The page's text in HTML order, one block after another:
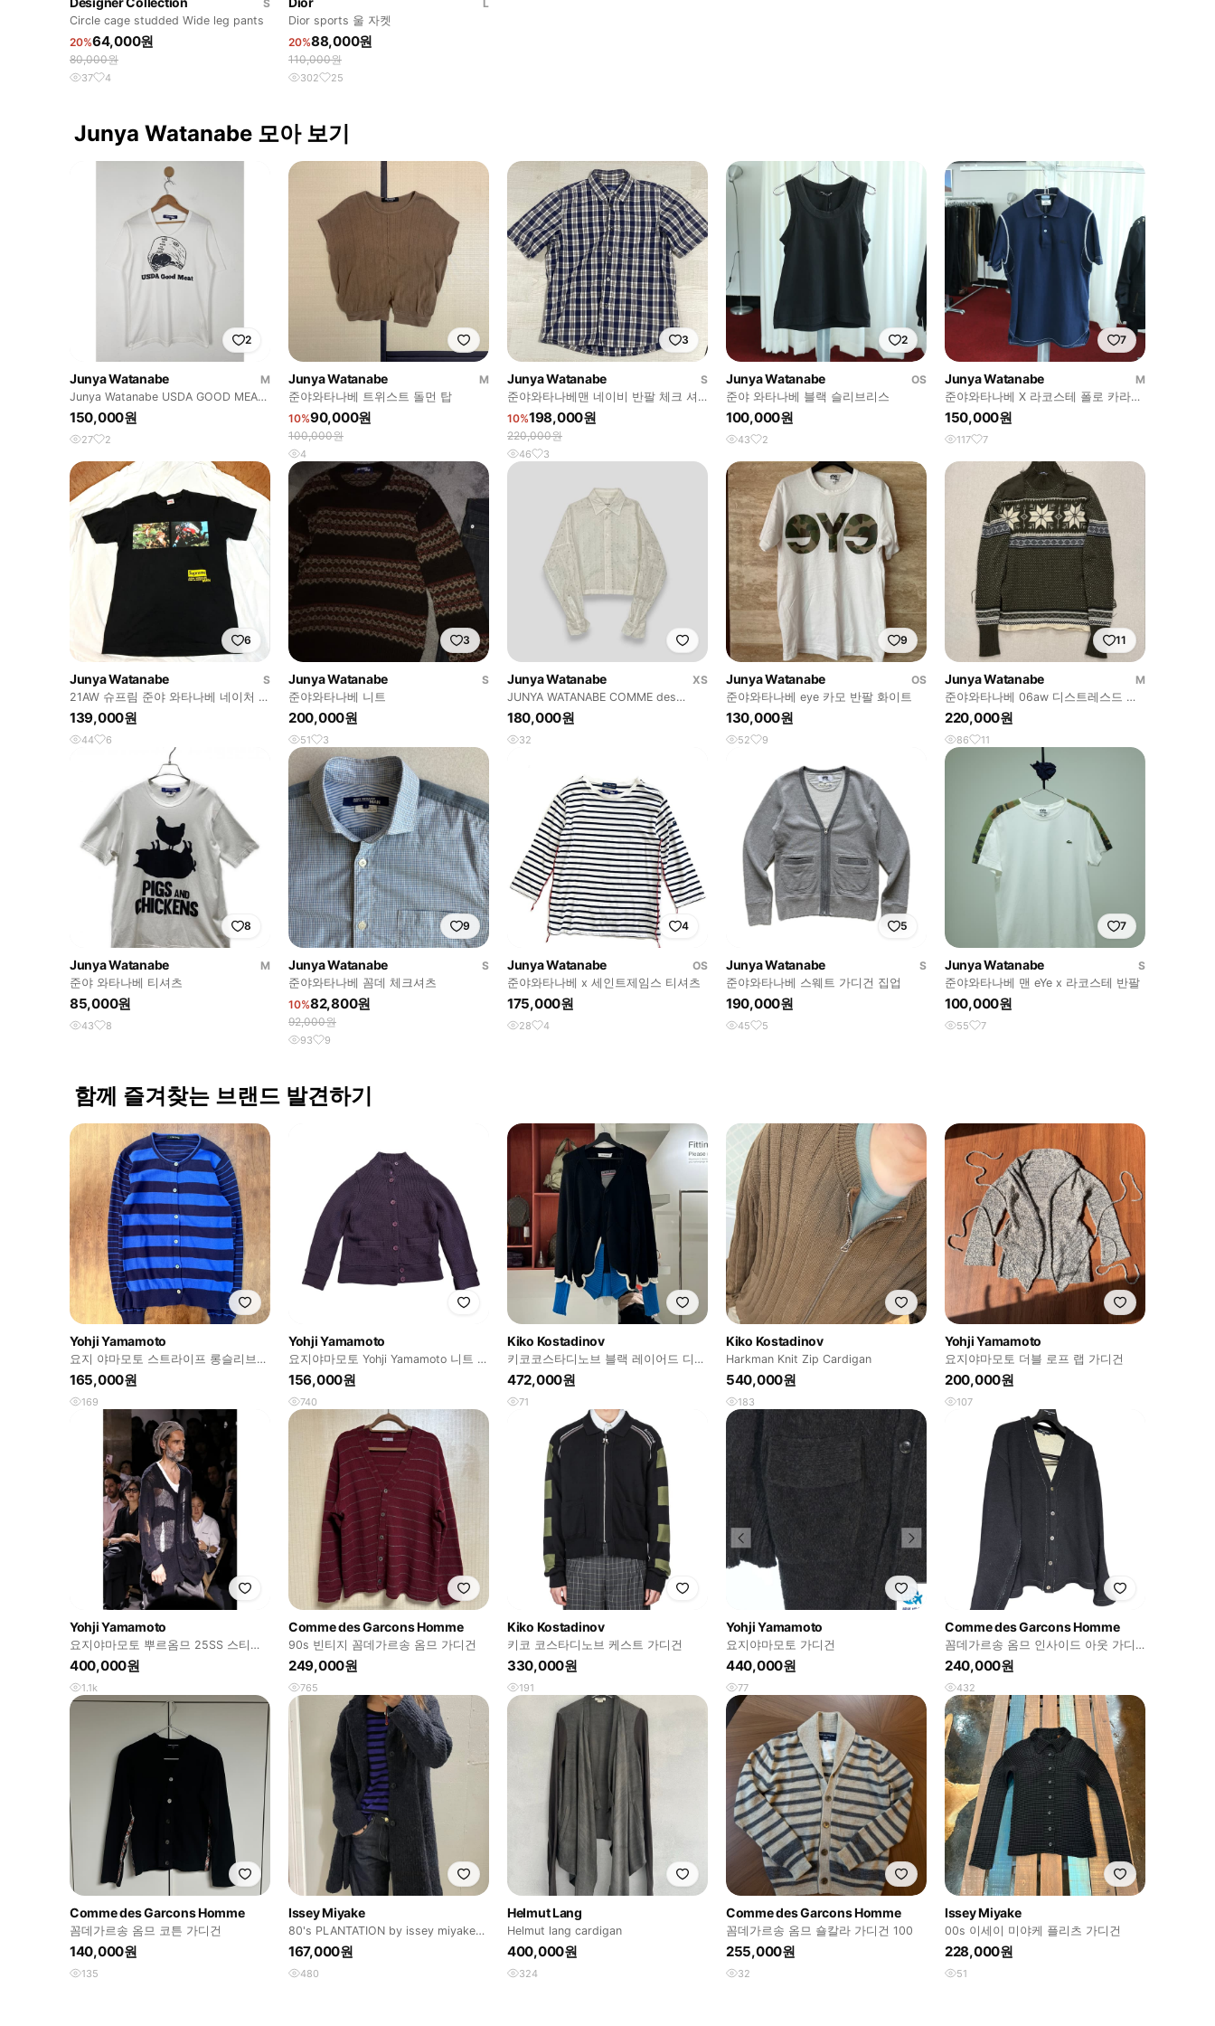
S
Circle cage studded Wide leg pants
20%64,000원
80,000원
37 4
L
Dior sports 울 자켓
20%88,000원
110,000원
302 25
Junya Watanabe 모아 보기
2
Junya Watanabe
M
Junya Watanabe USDA GOOD MEAT
티셔츠
150,000원
27 2
Junya Watanabe
M
준야와타나베 트위스트 돌먼 탑
10%90,000원
100,000원
4
3
Junya Watanabe
S
준야와타나베맨 네이비 반팔 체크 셔
츠 꼼데가르송
10%198,000원
220,000원
46 3
2
Junya Watanabe
OS
준야 와타나베 블랙 슬리브리스
100,000원
43 2
7
Junya Watanabe
M
준야와타나베 X 라코스테 폴로 카라
티
150,000원
117 7
6
Junya Watanabe
S
21AW 슈프림 준야 와타나베 네이처 티
셔츠
139,000원
44 6
3
Junya Watanabe
S
준야와타나베 니트
200,000원
51 3
Junya Watanabe
XS
JUNYA WATANABE COMME des
GARCONS
180,000원
32
9
Junya Watanabe
OS
준야와타나베 eye 카모 반팔 화이트
130,000원
52 9
11
Junya Watanabe
M
준야와타나베 06aw 디스트레스드 노
르딕 패치 스웨터
220,000원
86 11
8
Junya Watanabe
M
준야 와타나베 티셔츠
85,000원
43 8
9
Junya Watanabe
S
준야와타나베 꼼데 체크셔츠
10%82,800원
92,000원
93 9
4
Junya Watanabe
OS
준야와타나베 x 세인트제임스 티셔츠
175,000원
28 4
5
Junya Watanabe
S
준야와타나베 스웨트 가디건 집업
190,000원
45 5
7
Junya Watanabe
S
준야와타나베 맨 eYe x 라코스테 반팔
100,000원
55 7
함께 즐겨찾는 브랜드 발견하기
Yohji Yamamoto
요지 야마모토 스트라이프 롱슬리브
가디건
165,000원
169
Yohji Yamamoto
요지야마모토 Yohji Yamamoto 니트 가
디건
156,000원
740
Kiko Kostadinov
키코코스타디노브 블랙 레이어드 디테
일 포인트 가디건
472,000원
71
Kiko Kostadinov
Harkman Knit Zip Cardigan
540,000원
183
Yohji Yamamoto
요지야마모토 더블 로프 랩 가디건
200,000원
107
Yohji Yamamoto
요지야마모토 뿌르옴므 25SS 스티치
드 가디건 3사이즈
400,000원
1.1k
Comme des Garcons Homme
90s 빈티지 꼼데가르송 옴므 가디건
249,000원
765
Kiko Kostadinov
키코 코스타디노브 케스트 가디건
330,000원
191
Yohji Yamamoto
요지야마모토 가디건
440,000원
77
Comme des Garcons Homme
꼼데가르송 옴므 인사이드 아웃 가디
건
240,000원
432
Comme des Garcons Homme
꼼데가르송 옴므 코튼 가디건
140,000원
135
Issey Miyake
80's PLANTATION by issey miyake
니트 코트
167,000원
480
Helmut Lang
Helmut lang cardigan
400,000원
324
Comme des Garcons Homme
꼼데가르송 옴므 숄칼라 가디건 100
255,000원
32
Issey Miyake
00s 이세이 미야케 플리츠 가디건
228,000원
51